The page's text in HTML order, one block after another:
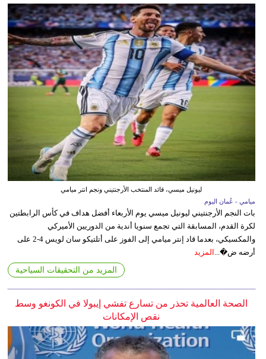
ليونيل ميسي، قائد المنتخب الأرجنتيني ونجم انتر ميامي
ميامي - عُمان اليوم
بات النجم الأرجنتيني ليونيل ميسي يوم الأربعاء أفضل هداف في كأس الرابطتين
لكرة القدم، المسابقة التي تجمع سنويا أندية من الدوريين الأميركي
والمكسيكي، بعدما قاد إنتر ميامي إلى الفوز على أتلتيكو سان لويس 4-2 على
أرضه ض�...
المزيد
المزيد من التحقيقات السياحية
الصحة العالمية تحذر من تسارع تفشي إيبولا في الكونغو وسط
نقص الإمكانات